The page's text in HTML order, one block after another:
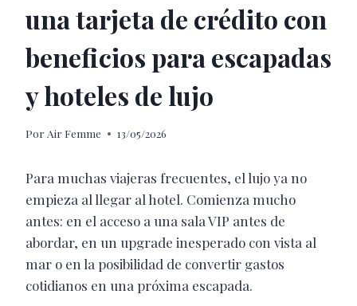
una tarjeta de crédito con
beneficios para escapadas
y hoteles de lujo
Por Air Femme 13/05/2026
Para muchas viajeras frecuentes, el lujo ya no
empieza al llegar al hotel. Comienza mucho
antes: en el acceso a una sala VIP antes de
abordar, en un upgrade inesperado con vista al
mar o en la posibilidad de convertir gastos
cotidianos en una próxima escapada.